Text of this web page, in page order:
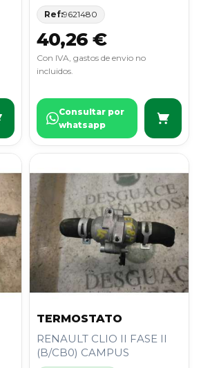
Ref:9621480
40,26 €
Con IVA, gastos de envio no
incluidos.
Consultar por
whatsapp
TERMOSTATO
RENAULT CLIO II FASE II
(B/CB0) CAMPUS